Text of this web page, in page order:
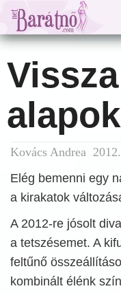
Kovács Andrea
Elég bemenni egy
a kirakatok
A 2012-re jósolt
a tetszésemet. A
feltűnő
kombinált élénk